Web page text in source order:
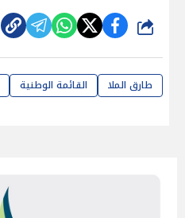
شارك
طارق الملا القائمة الوطنية